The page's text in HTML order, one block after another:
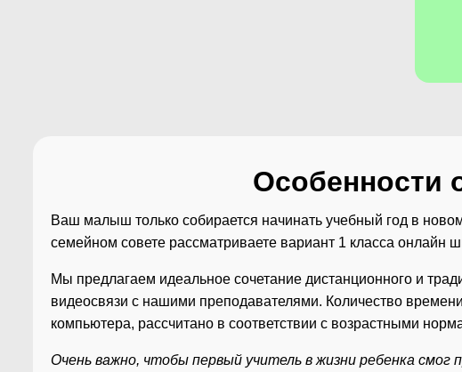
Особенности
Ваш малыш только собирается начинать учебный год в
семейном совете рассматриваете вариант 1 класса онлайн
Мы предлагаем идеальное сочетание дистанционного и
видеосвязи с нашими преподавателями. Количество
компьютера, рассчитано в соответствии с возрастными
Очень важно, чтобы первый учитель в жизни ребенка